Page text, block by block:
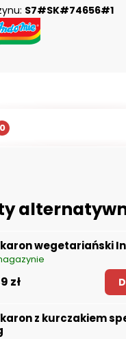
S7#SK#74656#1
0
wegetariański
zł
z kurczakiem